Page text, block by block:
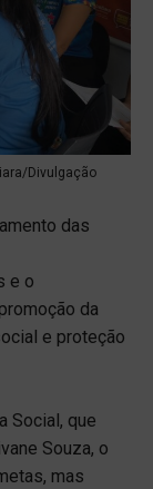
Divulgação
das
e o
da
e proteção
Social, que
Souza, o
mas